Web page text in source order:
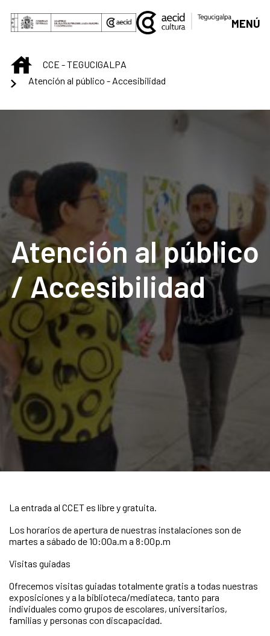
Saltar al contenido principal
MENÚ
INICIOCCE - TEGUCIGALPA
Atención al público - Accesibilidad
Atención al público
/ Accesibilidad
La entrada al CCET es libre y gratuita.
Los horarios de apertura de nuestras instalaciones son de
martes a sábado de 10:00a.m a 8:00p.m
Visitas guiadas
Ofrecemos visitas guiadas totalmente gratis a todas nuestras
exposiciones y a la biblioteca/mediateca, tanto para
individuales como grupos de escolares, universitarios,
familias y personas con discapacidad.